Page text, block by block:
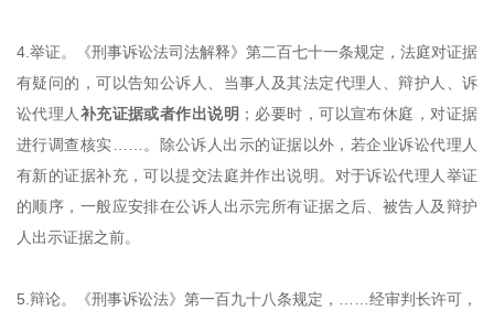
4.举证。 《刑事诉讼法司法解释》 第二百七十一条规定，法庭对证据
有疑问的，可以告知公诉人、当事人及其法定代理人、辩护人、诉
讼代理人 补充证据或者作出说明 ；必要时，可以宣布休庭，对证据
进行调查核实
……。除公诉人出示的证据以外，若企业诉讼代理人
有新的证据补充，可以提交法庭并作出说明。对于诉讼代理人举证
的顺序，一般应安排在公诉人出示完所有证据之后、被告人及辩护
人出示证据之前。
5.辩论。 《刑事诉讼法》 第一百九十八条规定，
……经审判长许可，